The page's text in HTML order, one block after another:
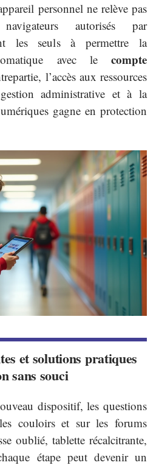
personnel ne relève pas
autorisés par
les seuls à permettre la
avec le compte
l’accès aux ressources
administrative et à la
gagne en protection
et solutions pratiques
sans souci
dispositif, les questions
couloirs et sur les forums
oublié, tablette récalcitrante,
étape peut devenir un